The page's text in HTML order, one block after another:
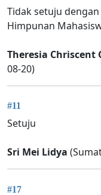
Tidak setuju
Himpunan
Theresia Chriscent
08-20)
#11
Setuju
Sri Mei Lidya
#17